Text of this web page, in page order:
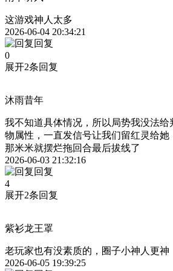
这游戏神人太多
2026-06-04 20:34:21
回复
0
展开2条回复
沐雨昔年
我不知道具体情况，所以局势我没法
物属性，一直发信号让我们留红灵给
那米米就摆烂拖回合最后拔线了
2026-06-03 21:32:16
回复
4
展开2条回复
紫衫龙王罩
老玩家也有没素质的，圈子小神人更神
2026-06-05 19:39:25